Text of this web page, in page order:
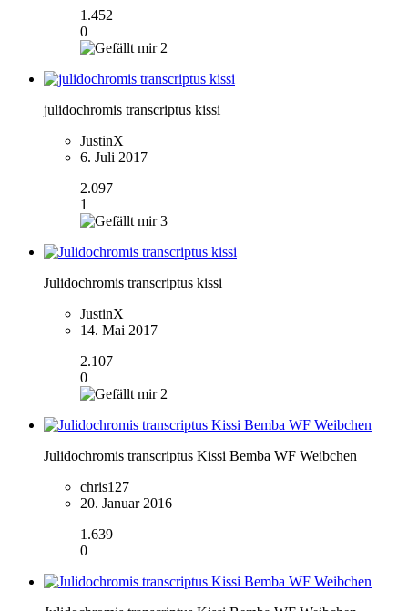
1.452
0
2
julidochromis transcriptus kissi
JustinX
6. Juli 2017
2.097
1
3
Julidochromis transcriptus kissi
JustinX
14. Mai 2017
2.107
0
2
Julidochromis transcriptus Kissi Bemba WF Weibchen
chris127
20. Januar 2016
1.639
0